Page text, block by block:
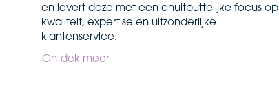
en levert deze met een onuitputtelijke focus op
kwaliteit, expertise en uitzonderlijke
klantenservice.
Ontdek meer